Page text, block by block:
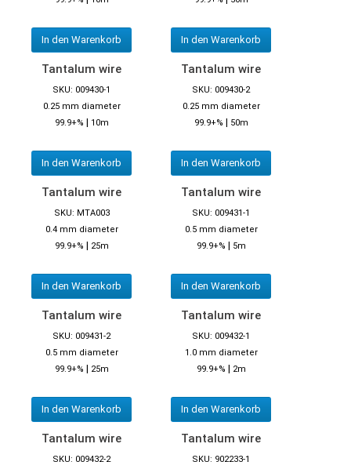
In den Warenkorb In den Warenkorb
Tantalum wire
SKU: 009430-1
0.25 mm diameter
99.9+% | 10m
In den Warenkorb
Tantalum wire
SKU: 009430-2
0.25 mm diameter
99.9+% | 50m
In den Warenkorb
Tantalum wire
SKU: MTA003
0.4 mm diameter
99.9+% | 25m
In den Warenkorb
Tantalum wire
SKU: 009431-1
0.5 mm diameter
99.9+% | 5m
In den Warenkorb
Tantalum wire
SKU: 009431-2
0.5 mm diameter
99.9+% | 25m
In den Warenkorb
Tantalum wire
SKU: 009432-1
1.0 mm diameter
99.9+% | 2m
In den Warenkorb
Tantalum wire
SKU: 009432-2
Tantalum wire
SKU: 902233-1